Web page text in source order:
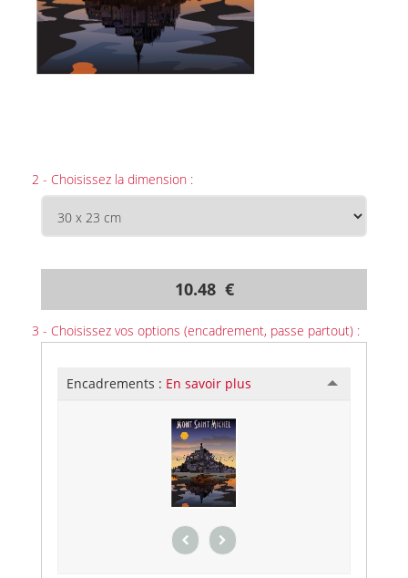
2 - Choisissez la dimension :
10.48 €
3 - Choisissez vos options (encadrement, passe partout) :
Encadrements : En savoir plus